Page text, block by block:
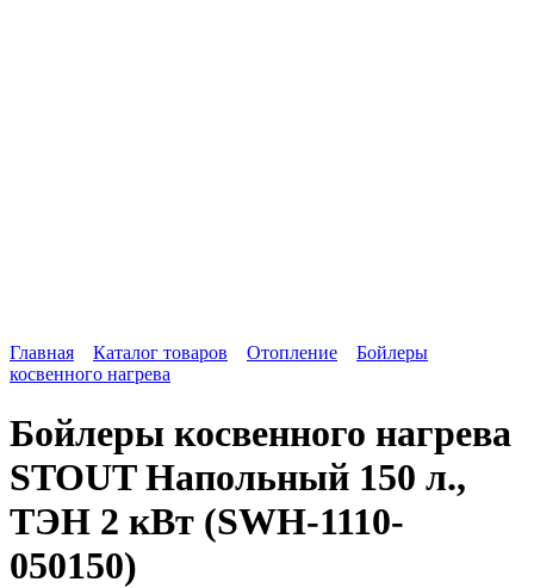
Главная Каталог товаров Отопление
Бойлеры
косвенного нагрева
Бойлеры косвенного нагрева
STOUT Напольный 150 л.,
ТЭН 2 кВт (SWH-1110-
050150)